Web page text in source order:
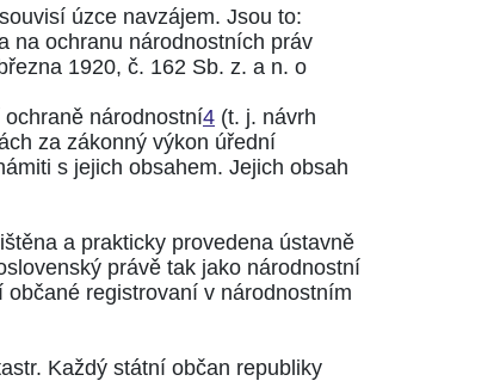
úzce navzájem. Jsou to:
na ochranu národnostních práv
1920, č. 162 Sb. z. a n. o
národnostní4 (t. j. návrh
za zákonný výkon úřední
s jejich obsahem. Jejich obsah
a prakticky provedena ústavně
právě tak jako národnostní
registrovaní v národnostním
Každý státní občan republiky